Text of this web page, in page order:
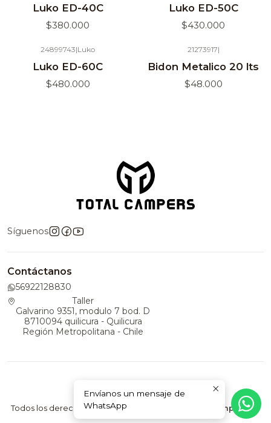
Luko ED-40C
$380.000
Luko ED-50C
$430.000
24899743|Luko
Luko ED-60C
$480.000
21273917|
Bidon Metalico 20 lts
$48.000
Síguenos
Contáctanos
56922128830
Taller
Galvarino 9351, modulo 7 bod. D
8710094 quilicura - Quilicura
Región Metropolitana - Chile
2026 TotalCampers.
Todos los derechos reservados.
Desarrollado por Jumpseller .
Envíanos un mensaje de
WhatsApp